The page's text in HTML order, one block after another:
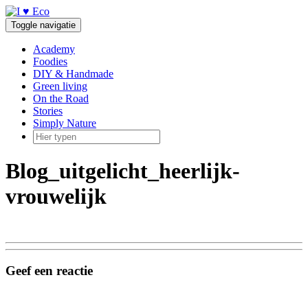
Doorgaan
naar
inhoud
Toggle navigatie
Academy
Foodies
DIY & Handmade
Green living
On the Road
Stories
Simply Nature
Blog_uitgelicht_heerlijk-
vrouwelijk
Geef een reactie